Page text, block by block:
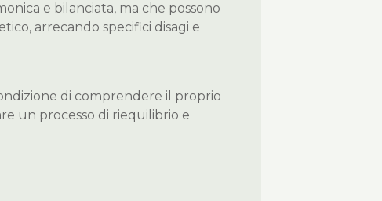
e bilanciata, ma che possono
arrecando specifici disagi e
di comprendere il proprio
un processo di riequilibrio e